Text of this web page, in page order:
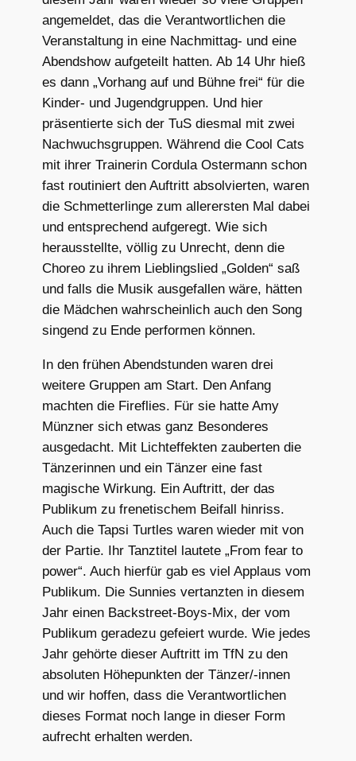
angemeldet, das die Verantwortlichen die
Veranstaltung in eine Nachmittag- und eine
Abendshow aufgeteilt hatten. Ab 14 Uhr hieß
es dann „Vorhang auf und Bühne frei“ für die
Kinder- und Jugendgruppen. Und hier
präsentierte sich der TuS diesmal mit zwei
Nachwuchsgruppen. Während die Cool Cats
mit ihrer Trainerin Cordula Ostermann schon
fast routiniert den Auftritt absolvierten, waren
die Schmetterlinge zum allerersten Mal dabei
und entsprechend aufgeregt. Wie sich
herausstellte, völlig zu Unrecht, denn die
Choreo zu ihrem Lieblingslied „Golden“ saß
und falls die Musik ausgefallen wäre, hätten
die Mädchen wahrscheinlich auch den Song
singend zu Ende performen können.
In den frühen Abendstunden waren drei
weitere Gruppen am Start. Den Anfang
machten die Fireflies. Für sie hatte Amy
Münzner sich etwas ganz Besonderes
ausgedacht. Mit Lichteffekten zauberten die
Tänzerinnen und ein Tänzer eine fast
magische Wirkung. Ein Auftritt, der das
Publikum zu frenetischem Beifall hinriss.
Auch die Tapsi Turtles waren wieder mit von
der Partie. Ihr Tanztitel lautete „From fear to
power“. Auch hierfür gab es viel Applaus vom
Publikum. Die Sunnies vertanzten in diesem
Jahr einen Backstreet-Boys-Mix, der vom
Publikum geradezu gefeiert wurde. Wie jedes
Jahr gehörte dieser Auftritt im TfN zu den
absoluten Höhepunkten der Tänzer/-innen
und wir hoffen, dass die Verantwortlichen
dieses Format noch lange in dieser Form
aufrecht erhalten werden.